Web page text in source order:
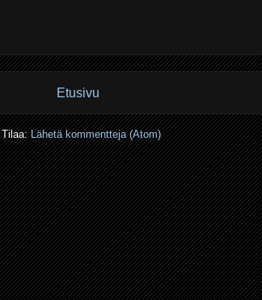
Etusivu
Tilaa:Lähetä kommentteja (Atom)